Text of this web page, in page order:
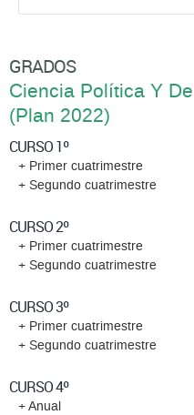
GRADOS
Ciencia Política Y
(Plan 2022)
CURSO 1º
+ Primer cuatrimestre
+ Segundo cuatrimestre
CURSO 2º
+ Primer cuatrimestre
+ Segundo cuatrimestre
CURSO 3º
+ Primer cuatrimestre
+ Segundo cuatrimestre
CURSO 4º
+ Anual